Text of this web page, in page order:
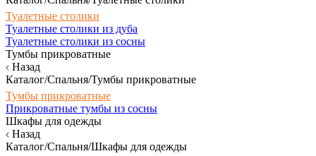
Туалетные столики
Туалетные столики из дуба
Туалетные столики из сосны
Тумбы прикроватные
Назад
Каталог/Спальня/Тумбы прикроватные
Тумбы прикроватные
Прикроватные тумбы из сосны
Шкафы для одежды
Назад
Каталог/Спальня/Шкафы для одежды